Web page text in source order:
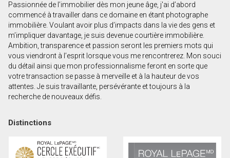
Prénom
et
Nom
Courriel
Téléphone
(Optionnel)
Message
Passionnée de l’immobilier dès mon jeune âge, j'ai d’abord
commencé à travailler dans ce domaine en étant photographe
immobilière. Voulant avoir plus d’impacts dans la vie des gens et
m’impliquer davantage, je suis devenue courtière immobilière.
Ambition, transparence et passion seront les premiers mots qui
vous viendront à l’esprit lorsque vous me rencontrerez. Mon souci
du détail ainsi que mon professionnalisme feront en sorte que
votre transaction se passe à merveille et à la hauteur de vos
attentes. Je suis travaillante, persévérante et toujours à la
recherche de nouveaux défis.
Distinctions